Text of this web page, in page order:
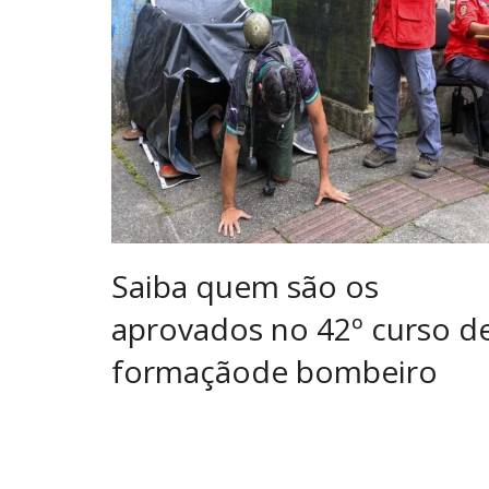
Saiba quem são os
aprovados no 42º curso
formaçãode bombeiro